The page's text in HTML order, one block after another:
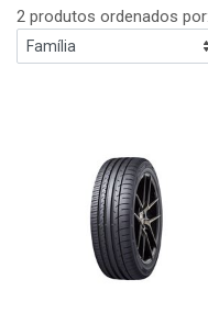
2 produtos ordenados por: